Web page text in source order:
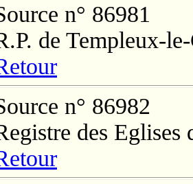
n° 86981
de Templeux-
n° 86982
des Eglises